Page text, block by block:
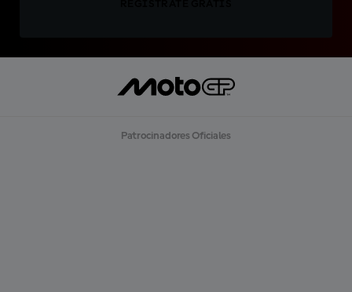
Patrocinadores Oficiales